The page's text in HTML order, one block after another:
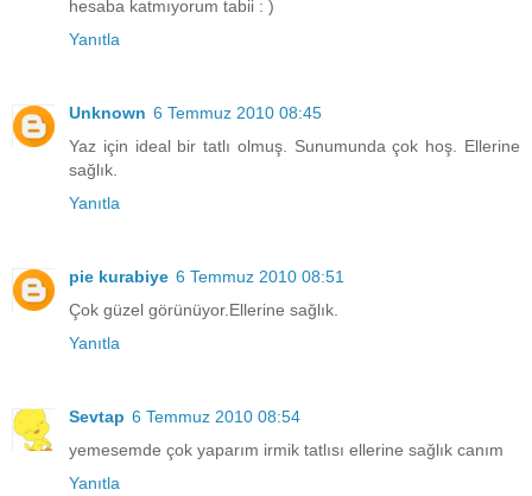
hesaba katmıyorum tabii : )
Yanıtla
Unknown 6 Temmuz 2010 08:45
Yaz için ideal bir tatlı olmuş. Sunumunda çok hoş. Ellerine
sağlık.
Yanıtla
pie kurabiye 6 Temmuz 2010 08:51
Çok güzel görünüyor.Ellerine sağlık.
Yanıtla
Sevtap 6 Temmuz 2010 08:54
yemesemde çok yaparım irmik tatlısı ellerine sağlık canım
Yanıtla